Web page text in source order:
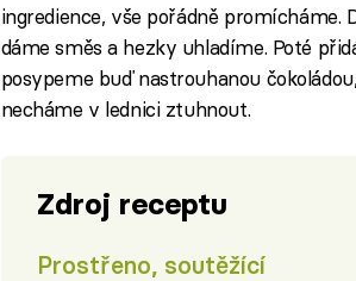
ingredience, vše pořádně
dáme směs a hezky uhladíme. Poté
posypeme buď nastrouhanou
necháme v lednici ztuhnout.
Zdroj receptu
Prostřeno, soutěžící